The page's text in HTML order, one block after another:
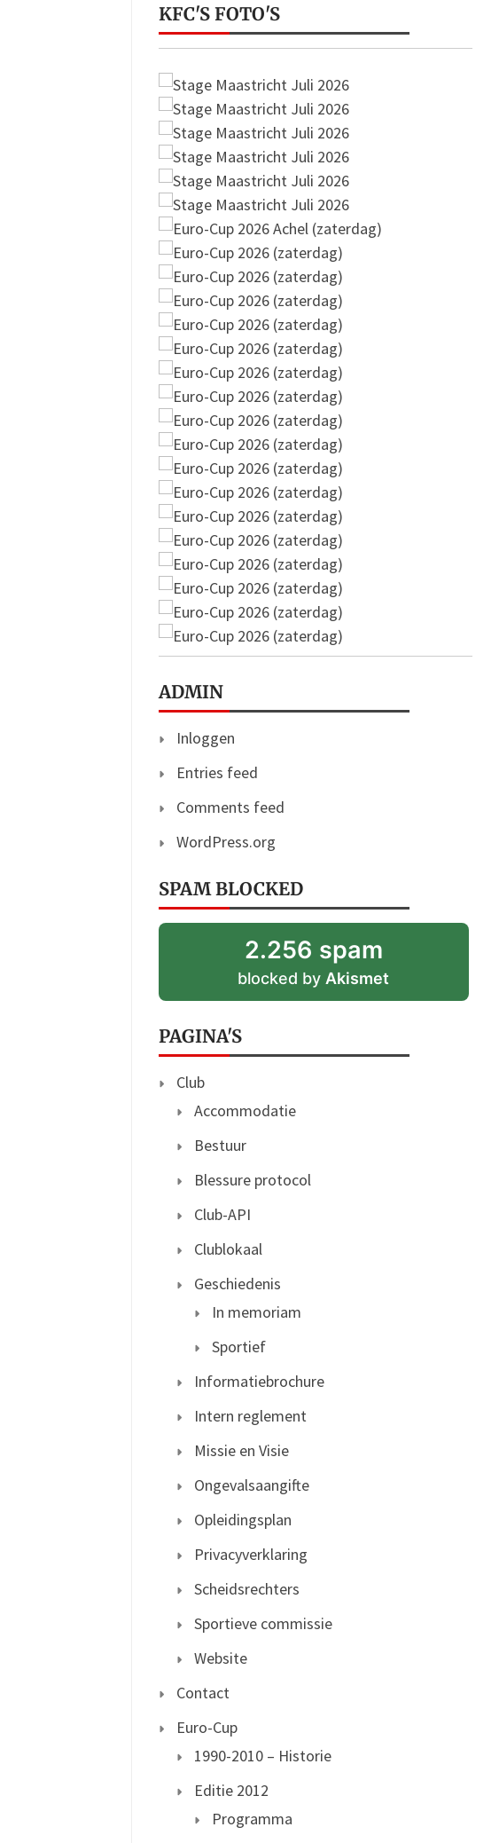
KFC'S FOTO'S
ADMIN
Inloggen
Entries feed
Comments feed
WordPress.org
SPAM BLOCKED
2.256 spam
blocked byAkismet
PAGINA'S
Club
Accommodatie
Bestuur
Blessure protocol
Club-API
Clublokaal
Geschiedenis
In memoriam
Sportief
Informatiebrochure
Intern reglement
Missie en Visie
Ongevalsaangifte
Opleidingsplan
Privacyverklaring
Scheidsrechters
Sportieve commissie
Website
Contact
Euro-Cup
1990-2010 – Historie
Editie 2012
Programma